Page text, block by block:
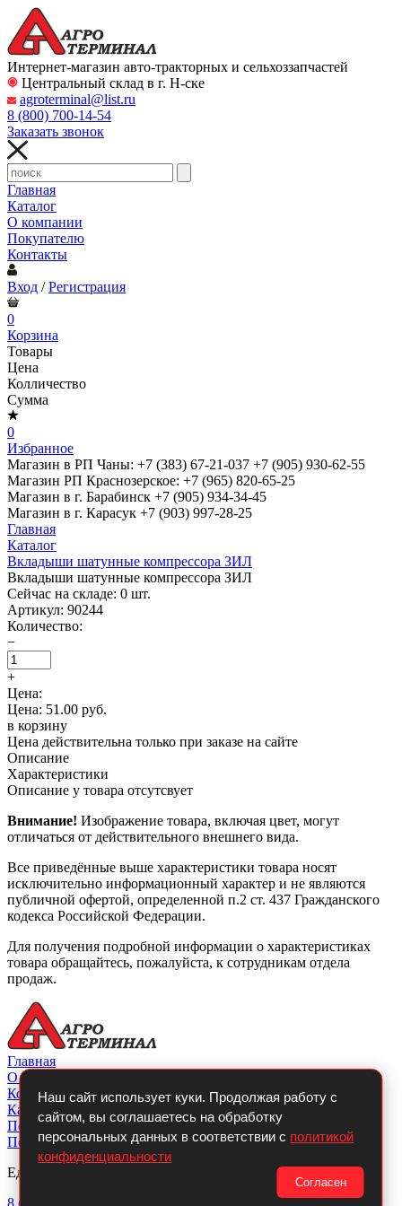
Интернет-магазин авто-тракторных и сельхоззапчастей
Центральный склад в г. Н-ске
agroterminal@list.ru
8 (800) 700-14-54
Заказать звонок
Главная
Каталог
О компании
Покупателю
Контакты
Вход /Регистрация
0
Корзина
Товары
Цена
Колличество
Сумма
0
Избранное
Магазин в РП Чаны: +7 (383) 67-21-037 +7 (905) 930-62-55
Магазин РП Краснозерское: +7 (965) 820-65-25
Магазин в г. Барабинск +7 (905) 934-34-45
Магазин в г. Карасук +7 (903) 997-28-25
Главная
Каталог
Вкладыши шатунные компрессора ЗИЛ
Вкладыши шатунные компрессора ЗИЛ
Сейчас на складе: 0 шт.
Артикул: 90244
Количество:
−
+
Цена:
Цена: 51.00 руб.
в корзину
Цена действительна только при заказе на сайте
Описание
Характеристики
Описание у товара отсутсвует
Внимание! Изображение товара, включая цвет, могут
отличаться от действительного внешнего вида.
Все приведённые выше характеристики товара носят
исключительно информационный характер и не являются
публичной офертой, определенной п.2 ст. 437 Гражданского
кодекса Российской Федерации.
Для получения подробной информации о характеристиках
товара обращайтесь, пожалуйста, к сотрудникам отдела
продаж.
Наш сайт использует куки. Продолжая работу с
сайтом, вы соглашаетесь на обработку
персональных данных в соответствии с политикой
конфиденциальности
Согласен
Главная
О компании
Контакты
Каталог
Покупателю
Политикой конфиденциальности
Единый телефон:
8 (800)